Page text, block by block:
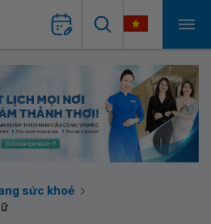
sức khoẻ